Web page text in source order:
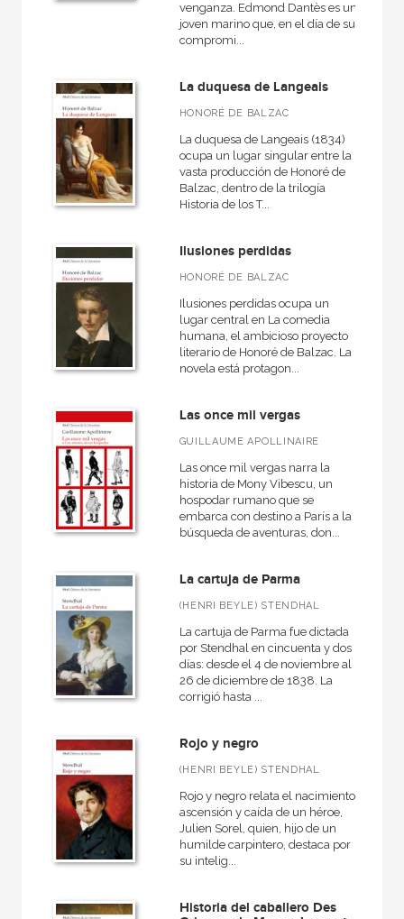
Literatura anglosajona
Literatura eslava
Literatura española e hispanoamericana
Literatura francesa
Novela contemporánea
NUESTRAS COLECCIONES
Básica de Bolsillo  Serie Clásicos de la literatura francesa
NUESTROS FORMATOS
Cartoné
Espiral
Grapa
Papel
Papel
CATÁLOGOS PDF
Catálogos PDF
venganza. Edmond Dantès es un
joven marino que, en el día de su
compromi...
La duquesa de Langeais
HONORÉ DE BALZAC
La duquesa de Langeais (1834)
ocupa un lugar singular entre la
vasta producción de Honoré de
Balzac, dentro de la trilogía
Historia de los T...
Ilusiones perdidas
HONORÉ DE BALZAC
Ilusiones perdidas ocupa un
lugar central en La comedia
humana, el ambicioso proyecto
literario de Honoré de Balzac. La
novela está protagon...
Las once mil vergas
GUILLAUME APOLLINAIRE
Las once mil vergas narra la
historia de Mony Vibescu, un
hospodar rumano que se
embarca con destino a París a la
búsqueda de aventuras, don...
La cartuja de Parma
(HENRI BEYLE) STENDHAL
La cartuja de Parma fue dictada
por Stendhal en cincuenta y dos
días: desde el 4 de noviembre al
26 de diciembre de 1838. La
corrigió hasta ...
Rojo y negro
(HENRI BEYLE) STENDHAL
Rojo y negro relata el nacimiento,
ascensión y caída de un héroe,
Julien Sorel, quien, hijo de un
humilde carpintero, destaca por
su intelig...
Historia del caballero Des